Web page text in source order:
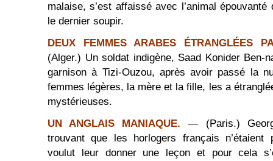
malaise, s’est affaissé avec l’animal
le dernier soupir.
DEUX FEMMES ARABES ÉTRANGLÉES
(Alger.) Un soldat indigène, Saad Konider Ben-
garnison à Tizi-Ouzou, après avoir passé la
femmes légères, la mère et la fille, les a
mystérieuses.
UN ANGLAIS MANIAQUE.
— (Paris.)
trouvant que les horlogers français n’étaient
voulut leur donner une leçon et pour cela